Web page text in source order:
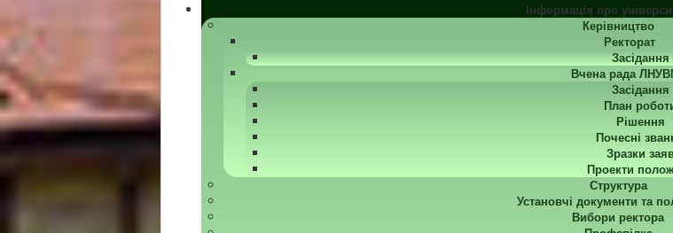
Інформація про
Керівництво
Ректорат
Засідання
Вчена рада
Засідання
План
Рішення
Почесні
Зразки
Проекти
Структура
Установчі документи та
Вибори ректора